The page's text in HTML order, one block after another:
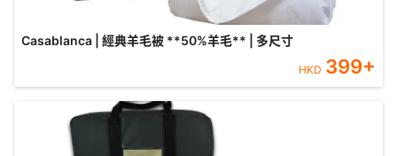
Casablanca | 經典羊毛被 **50%羊毛** | 多尺寸
HKD 399+